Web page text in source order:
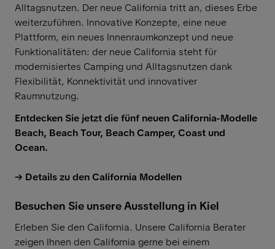
Alltagsnutzen. Der neue California tritt an, dieses Erbe
weiterzuführen. Innovative Konzepte, eine neue
Plattform, ein neues Innenraumkonzept und neue
Funktionalitäten: der neue California steht für
modernisiertes Camping und Alltagsnutzen dank
Flexibilität, Konnektivität und innovativer
Raumnutzung.
Entdecken Sie jetzt die fünf neuen California-Modelle
Beach, Beach Tour, Beach Camper, Coast und
Ocean.
Details zu den California Modellen
Besuchen Sie unsere Ausstellung in Kiel
Erleben Sie den California. Unsere California Berater
zeigen Ihnen den California gerne bei einem